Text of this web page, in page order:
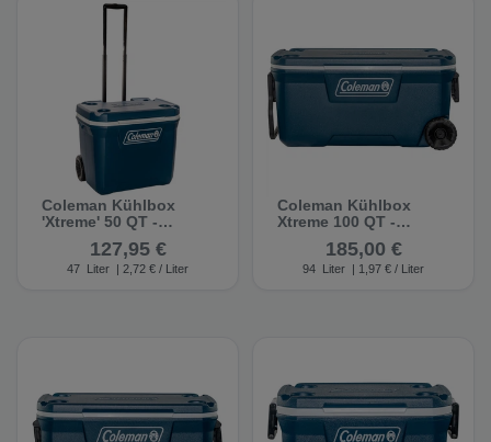
Coleman Kühlbox
'Xtreme' 50 QT -
127,95 €
47 Liter | 2,72 € / Liter
Coleman Kühlbox
Xtreme 100 QT -
185,00 €
94 Liter | 1,97 € / Liter